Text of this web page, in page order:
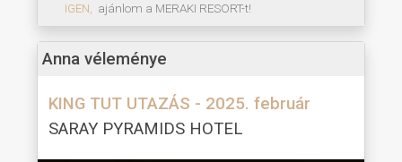
IGEN, ajánlom a MERAKI RESORT-t!
Anna véleménye
KING TUT UTAZÁS - 2025. február
SARAY PYRAMIDS HOTEL